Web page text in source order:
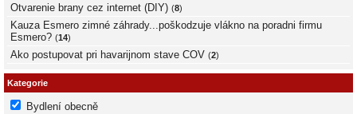
Otvarenie brany cez internet (DIY) (8)
Kauza Esmero zimné záhrady...poškodzuje vlákno na poradni firmu
Esmero? (14)
Ako postupovat pri havarijnom stave COV (2)
Kategorie
Bydlení obecně